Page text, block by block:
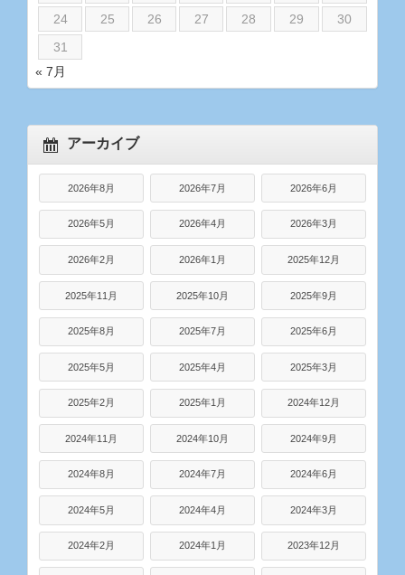
24
25 26 27 28 29
30
31
« 7月
アーカイブ
2026年8月 2026年7月 2026年6月
2026年5月 2026年4月 2026年3月
2026年2月 2026年1月 2025年12月
2025年11月 2025年10月 2025年9月
2025年8月 2025年7月 2025年6月
2025年5月 2025年4月 2025年3月
2025年2月 2025年1月 2024年12月
2024年11月 2024年10月 2024年9月
2024年8月 2024年7月 2024年6月
2024年5月 2024年4月 2024年3月
2024年2月 2024年1月 2023年12月